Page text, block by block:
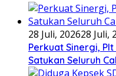
28 Juli, 202628 Juli,
Perkuat Sinergi,
Satukan Seluruh